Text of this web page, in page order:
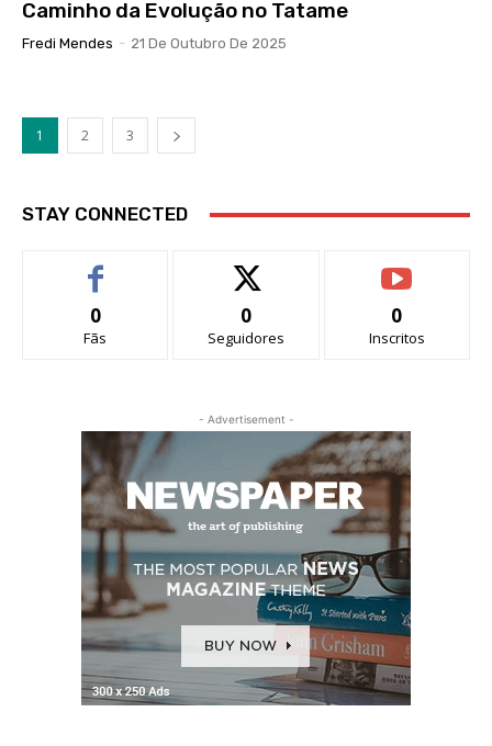
Caminho da Evolução no Tatame
Fredi Mendes - 21 De Outubro De 2025
1 2 3
STAY CONNECTED
0
Fãs
0
Seguidores
0
Inscritos
- Advertisement -